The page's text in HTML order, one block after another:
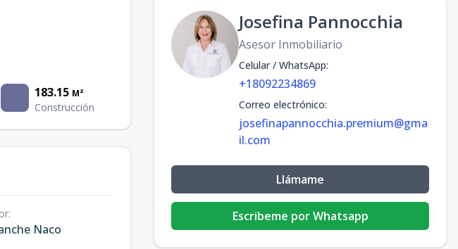
183.15 M²
Construcción
:
Naco
Josefina Pannocchia
Asesor Inmobiliario
Celular / WhatsApp:
+18092234869
Correo electrónico:
josefinapannocchia.premium@gma
il.com
Llámame
Escribeme por Whatsapp